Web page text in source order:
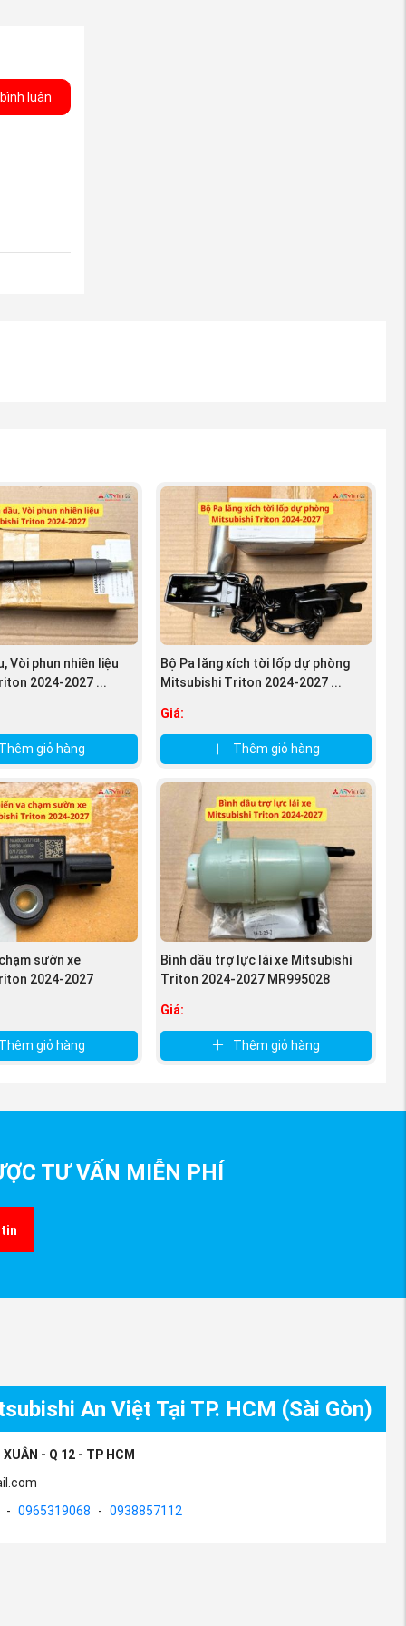
số không
luận
Vòi phun nhiên liệu
2024-2027 ...
Thêm giỏ hàng
Bộ Pa lăng xích tời lốp dự phòng
Mitsubishi Triton 2024-2027 ...
Giá:
Thêm giỏ hàng
sườn xe
2024-2027
Thêm giỏ hàng
Bình dầu trợ lực lái xe Mitsubishi
Triton 2024-2027 MR995028
Giá:
Thêm giỏ hàng
TƯ VẤN MIỄN PHÍ
tin
An Việt Tại TP. HCM (Sài Gòn)
- Q 12 - TP HCM
- 0965319068 - 0938857112